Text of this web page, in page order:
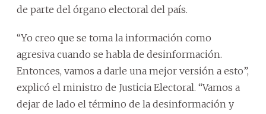
de parte del órgano electoral del país.
“Yo creo que se toma la información como
agresiva cuando se habla de desinformación.
Entonces, vamos a darle una mejor versión a esto”,
explicó el ministro de Justicia Electoral. “Vamos a
dejar de lado el término de la desinformación y